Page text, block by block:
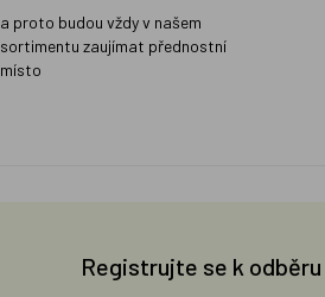
a proto budou vždy v našem
sortimentu zaujímat přednostní
místo
Registrujte se k